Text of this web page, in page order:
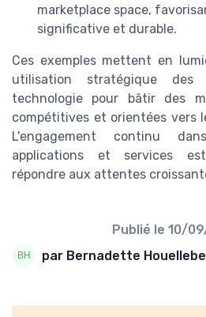
marketplace space,
significative et durable.
Ces exemples mettent en
utilisation stratégique
technologie pour bâtir des
compétitives et orientées vers
L'engagement continu
applications et services
répondre aux attentes
Publié le 10/
par Bernadette